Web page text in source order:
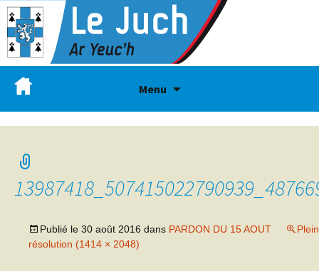
Menu
Publié le 30 août 2016 dans PARDON DU 15 AOUT
résolution (1414 × 2048)